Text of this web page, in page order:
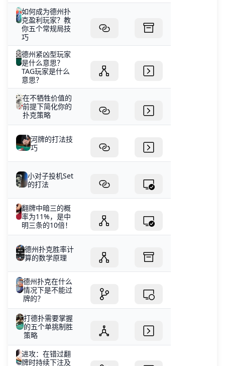
如何成为德州扑
克盈利玩家？教
你五个常规局技
巧
德州紧凶型玩家
是什么意思？
TAG玩家是什么
意思？
在不牺牲价值的
前提下简化你的
扑克策略
河牌的打法技
巧
小对子投机Set
的打法
翻牌中暗三的概
率为11%，是中
明三条的10倍！
德州扑克胜率计
算的数学原理
德州扑克在什么
情况下是不能过
牌的？
打德扑需要掌握
的五个单挑制胜
策略
进攻：在错过翻
牌时持续下注及